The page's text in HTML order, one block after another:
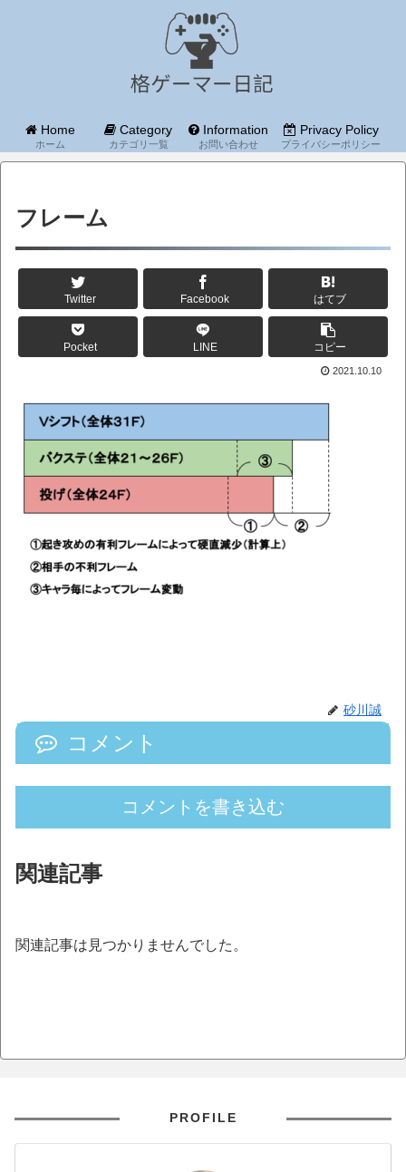
Home
ホーム
Category
カテゴリ一覧
Information
お問い合わせ
Privacy Policy
プライバシーポリシー
フレーム
Twitter Facebook はてブ
Pocket LINE コピー
2021.10.10
砂川誠
コメント
コメントを書き込む
関連記事
関連記事は見つかりませんでした。
PROFILE